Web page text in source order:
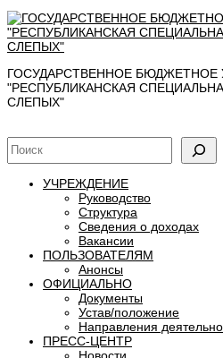
ГОСУДАРСТВЕННОЕ БЮДЖЕТНОЕ
"РЕСПУБЛИКАНСКАЯ
СЛЕПЫХ"
УЧРЕЖДЕНИЕ
Руководство
Структура
Сведения о доходах
Вакансии
ПОЛЬЗОВАТЕЛЯМ
Анонсы
ОФИЦИАЛЬНО
Документы
Устав/положение
Направления
ПРЕСС-ЦЕНТР
Новости